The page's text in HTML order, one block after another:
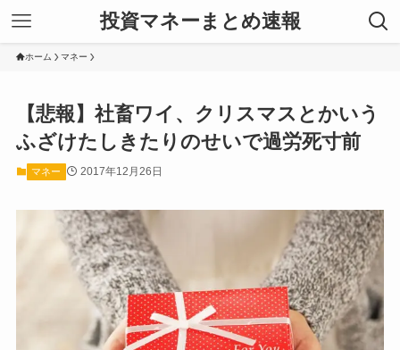
投資マネーまとめ速報
ホーム マネー
【悲報】社畜ワイ、クリスマスとかいう
ふざけたしきたりのせいで過労死寸前
マネー 2017年12月26日